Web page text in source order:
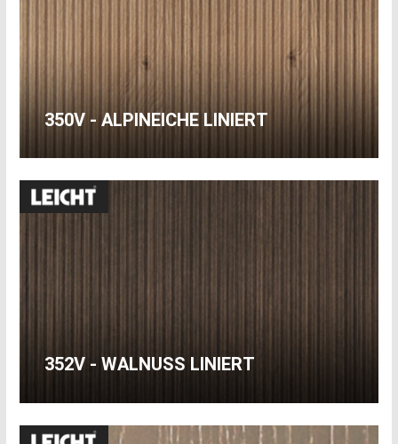
350V - ALPINEICHE LINIERT
352V - WALNUSS LINIERT